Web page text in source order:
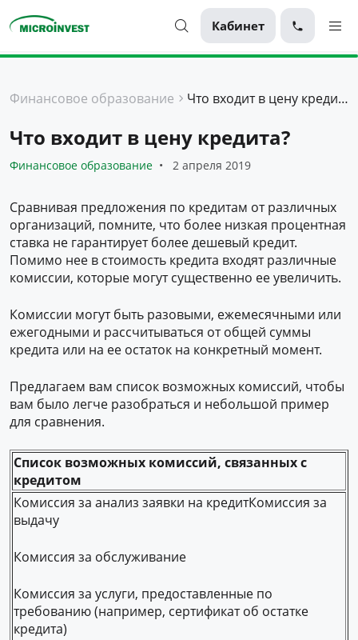
Кабинет
О компании
Для клиентов
Финансовое образование Что входит в цену кредита?
Что входит в цену кредита?
Финансовое образование 2 апреля 2019
Сравнивая предложения по кредитам от различных
организаций, помните, что более низкая процентная
ставка не гарантирует более дешевый кредит.
Помимо нее в стоимость кредита входят различные
комиссии, которые могут существенно ее увеличить.
Комиссии могут быть разовыми, ежемесячными или
ежегодными и рассчитываться от общей суммы
кредита или на ее остаток на конкретный момент.
Предлагаем вам список возможных комиссий, чтобы
вам было легче разобраться и небольшой пример
для сравнения.
Список возможных комиссий, связанных с
кредитом
Комиссия за анализ заявки на кредитКомиссия за
выдачу
Комиссия за обслуживание
Комиссия за услуги, предоставленные по
требованию (например, сертификат об остатке
кредита)